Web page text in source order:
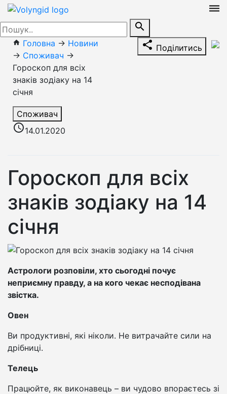
dehaze
search
home Головна → Новини
→ Споживач →
Гороскоп для всіх
знаків зодіаку на 14
січня
Споживач
access_time14.01.2020
share Поділитись
Гороскоп для всіх
знаків зодіаку на 14
січня
Астрологи розповіли, хто сьогодні почує
неприємну правду, а на кого чекає несподівана
звістка.
Овен
Ви продуктивні, які ніколи. Не витрачайте сили на
дрібниці.
Телець
Працюйте, як виконавець – ви чудово впораєтесь зі